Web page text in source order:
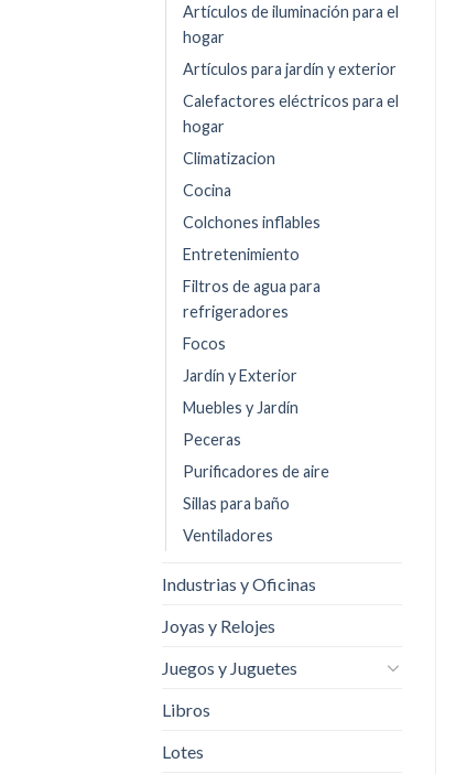
Artículos de iluminación para el
hogar
Artículos para jardín y exterior
Calefactores eléctricos para el
hogar
Climatizacion
Cocina
Colchones inflables
Entretenimiento
Filtros de agua para
refrigeradores
Focos
Jardín y Exterior
Muebles y Jardín
Peceras
Purificadores de aire
Sillas para baño
Ventiladores
Industrias y Oficinas
Joyas y Relojes
Juegos y Juguetes
Libros
Lotes